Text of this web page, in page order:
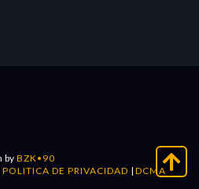
byBZK•90
POLITICA DE PRIVACIDAD |DCMA